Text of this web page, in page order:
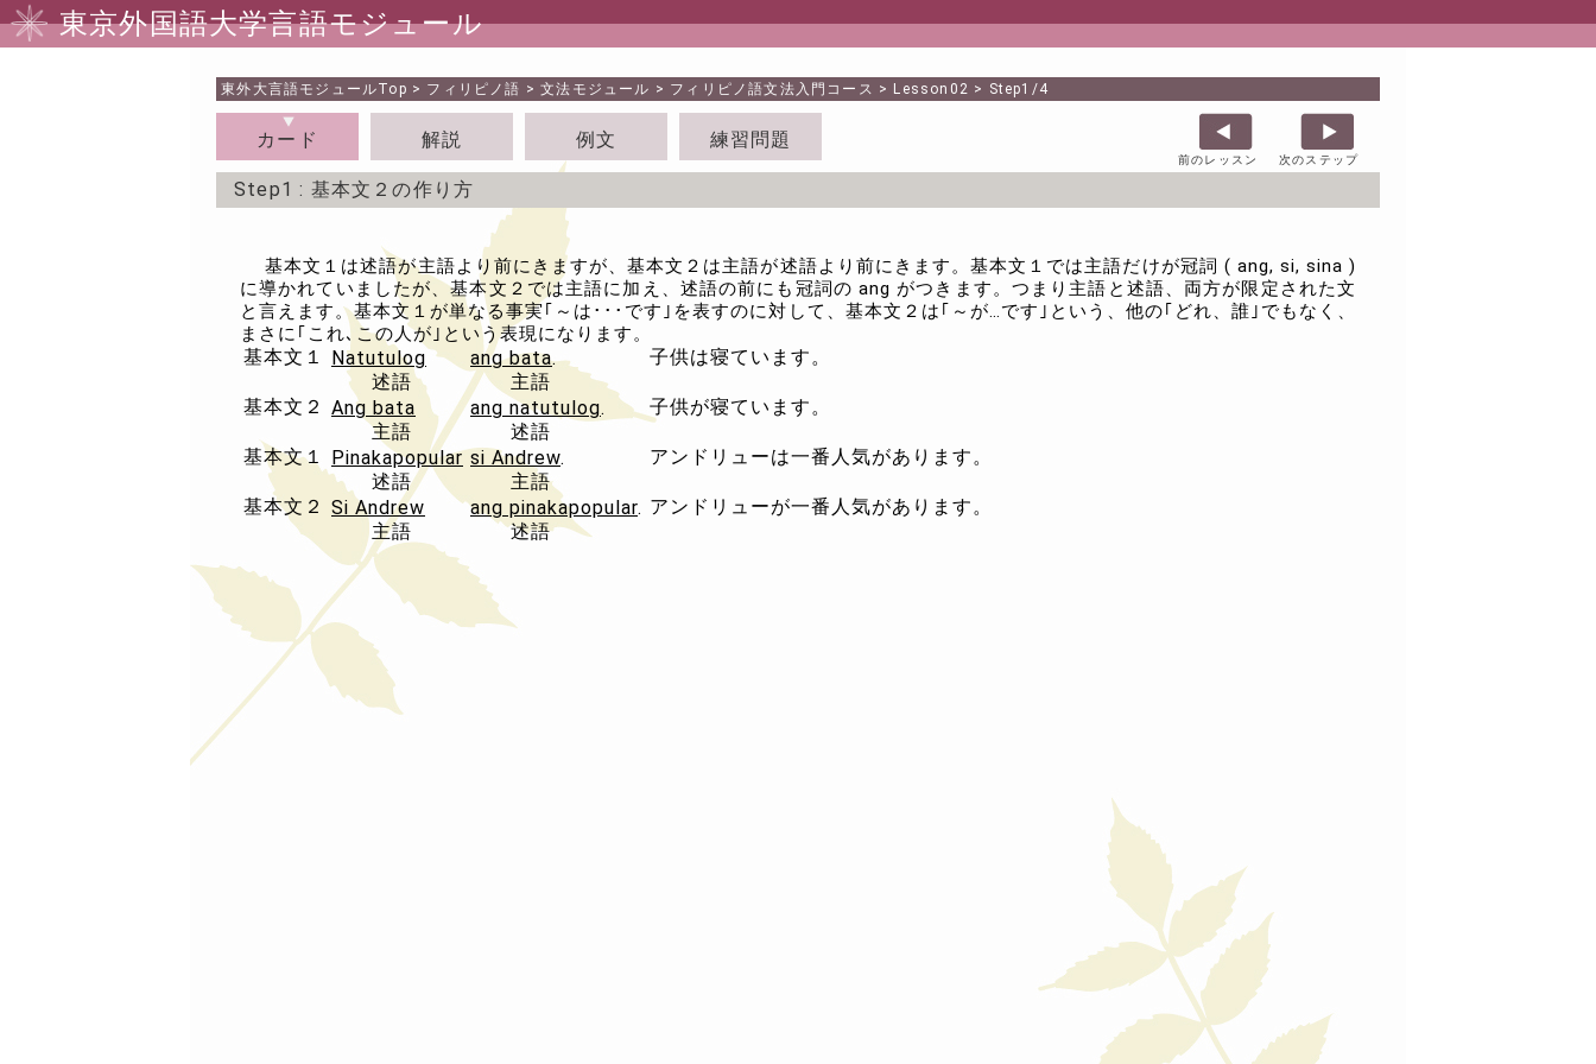
東京外国語大学言語モジュール
東外大言語モジュールTop > フィリピノ語 >文法モジュール > フィリピノ語文法入門コース > Lesson02 > Step1/4
カード 解説 例文 練習問題
前のレッスン 次のステップ
Step1 : 基本文２の作り方
基本文１は述語が主語より前にきますが、基本文２は主語が述語より前にきます。基本文１では主語だけが冠詞 ( ang, si, sina )
に導かれていましたが、基本文２では主語に加え、述語の前にも冠詞の ang がつきます。つまり主語と述語、両方が限定された文
と言えます。基本文１が単なる事実｢～は･･･です｣を表すのに対して、基本文２は｢～が…です｣という、他の｢どれ、誰｣でもなく、
まさに｢これ､この人が｣という表現になります。
基本文１ Natutulog ang bata.
子供は寝ています。
述語
主語
基本文２ Ang bata ang natutulog.
子供が寝ています。
主語
述語
基本文１
Pinakapopular si Andrew.
アンドリューは一番人気があります。
述語
主語
基本文２ Si Andrew ang pinakapopular. アンドリューが一番人気があります。
主語
述語